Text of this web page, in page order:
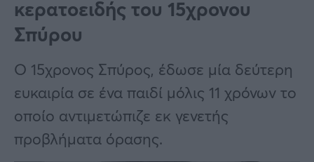
Επιδοτήσεις
ΕΣΠΑ
Κόσμος
Lifestyle
Αθλητικά
Υγεία
Γυναίκα
κερατοειδής του 15χρονου
Σπύρου
Ο 15χρονος Σπύρος, έδωσε μία δεύτερη
ευκαιρία σε ένα παιδί μόλις 11 χρόνων το
οποίο αντιμετώπιζε εκ γενετής
προβλήματα όρασης.